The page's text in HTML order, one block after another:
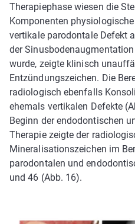
Therapiephase wiesen die
Komponenten
vertikale parodontale Defekt
der
wurde, zeigte klinisch
Entzündungszeichen. Die
radiologisch ebenfalls
ehemals vertikalen Defekte
Beginn der endodontischen
Therapie zeigte der
Mineralisationszeichen im
parodontalen und
und 46 (Abb. 16).